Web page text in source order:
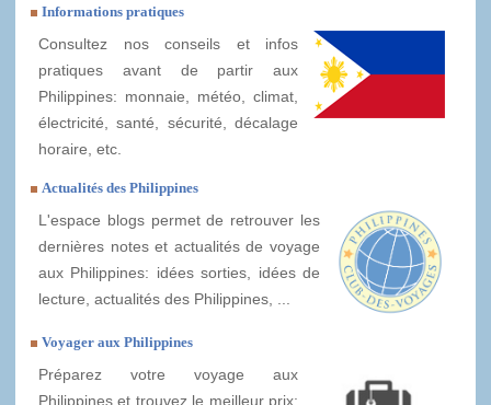
Informations pratiques
Consultez nos conseils et infos
pratiques avant de partir aux
Philippines: monnaie, météo, climat,
électricité, santé, sécurité, décalage
horaire, etc.
Actualités des Philippines
L'espace blogs permet de retrouver les
dernières notes et actualités de voyage
aux Philippines: idées sorties, idées de
lecture, actualités des Philippines, ...
Voyager aux Philippines
Préparez votre voyage aux
Philippines et trouvez le meilleur prix: